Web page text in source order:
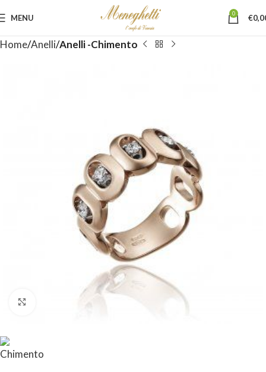
MENU 0 €
Home Anelli Anelli -Chimento